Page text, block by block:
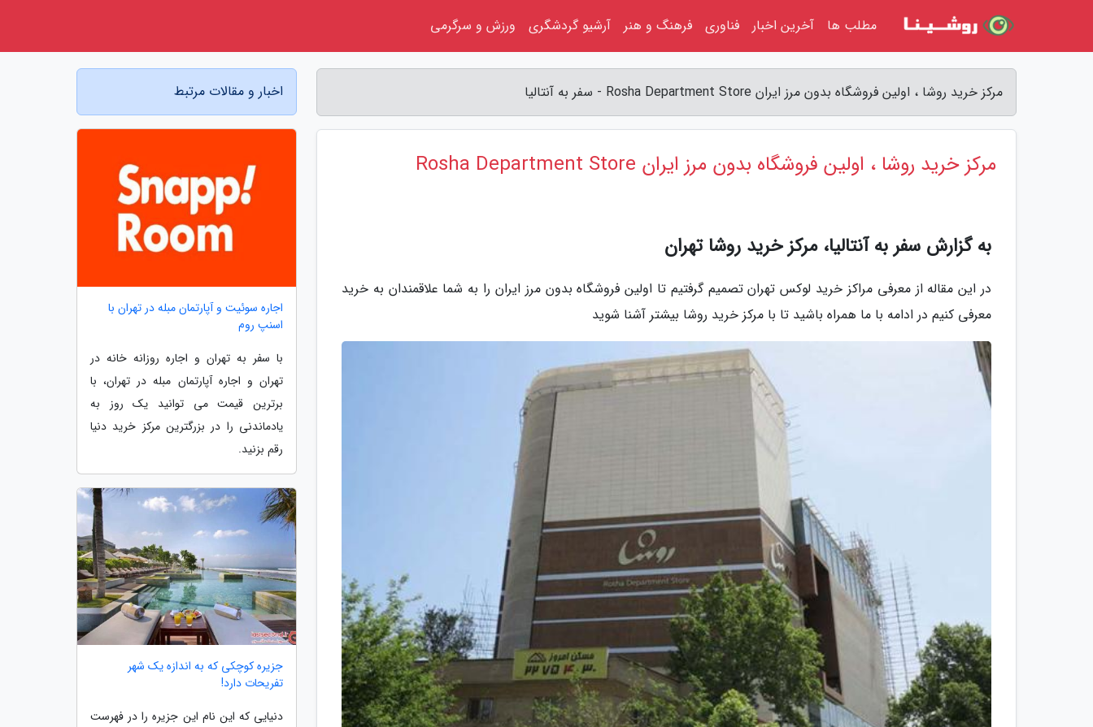
مرکز خرید روشا ، اولین فروشگاه بدون مرز ایران Rosha Department Store - سفر به آنتالیا
مرکز خرید روشا ، اولین فروشگاه بدون مرز ایران Rosha Department Store
به گزارش سفر به آنتالیا، مرکز خرید روشا تهران
در این مقاله از معرفی مراکز خرید لوکس تهران تصمیم گرفتیم تا اولین فروشگاه بدون مرز ایران را به شما علاقمندان به خرید
معرفی کنیم در ادامه با ما همراه باشید تا با مرکز خرید روشا بیشتر آشنا شوید
اخبار و مقالات مرتبط
اجاره سوئیت و آپارتمان مبله در تهران با
اسنپ روم
با سفر به تهران و اجاره روزانه خانه در
تهران و اجاره آپارتمان مبله در تهران، با
برترین قیمت می توانید یک روز به
یادماندنی را در بزرگترین مرکز خرید دنیا
رقم بزنید.
جزیره کوچکی که به اندازه یک شهر
تفریحات دارد!
دنیایی که این نام این جزیره را در فهرست
مطلب ها آخرین اخبار فناوری فرهنگ و هنر آرشیو گردشگری ورزش و سرگرمی